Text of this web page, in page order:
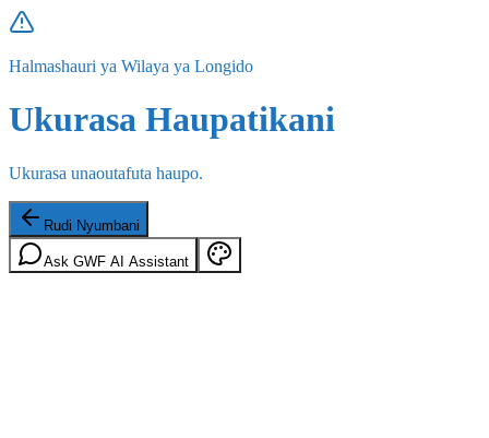
Halmashauri ya Wilaya ya Longido
Ukurasa Haupatikani
Ukurasa unaoutafuta haupo.
Rudi Nyumbani
Ask GWF AI Assistant